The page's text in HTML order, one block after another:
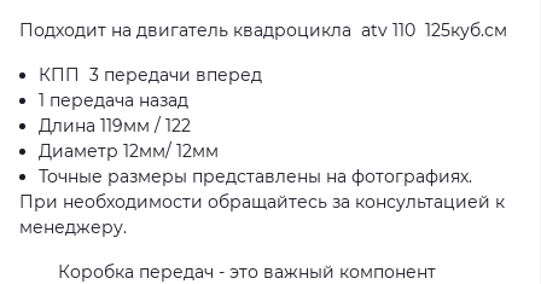
Подходит на двигатель квадроцикла atv 110 125куб.см
КПП 3 передачи вперед
1 передача назад
Длина 119мм / 122
Диаметр 12мм/ 12мм
Точные размеры представлены на фотографиях.
При необходимости обращайтесь за консультацией к
менеджеру.
Коробка передач - это важный компонент